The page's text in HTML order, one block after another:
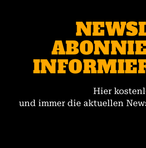
Hier
und immer die aktuellen